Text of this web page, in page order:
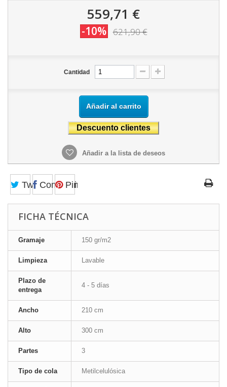
559,71 €
-10% 621,90 €
Cantidad
Añadir al carrito
Añadir a la lista de deseos
TweetCompartirPinterest
FICHA TÉCNICA
Gramaje 150 gr/m2
Limpieza Lavable
Plazo de
entrega
4 - 5 días
Ancho 210 cm
Alto 300 cm
Partes 3
Tipo de cola Metilcelulósica